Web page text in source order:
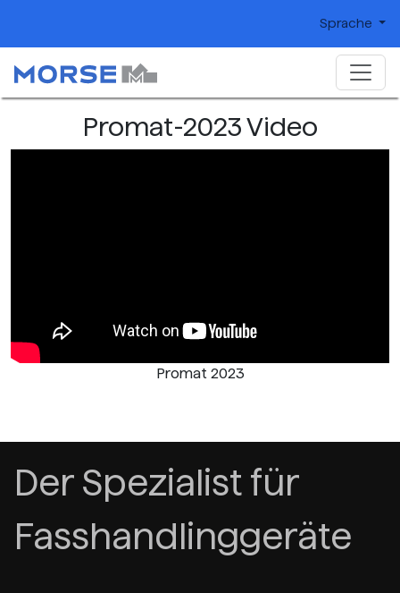
Sprache
Promat-2023 Video
Promat 2023
Der Spezialist für
Fasshandlinggeräte